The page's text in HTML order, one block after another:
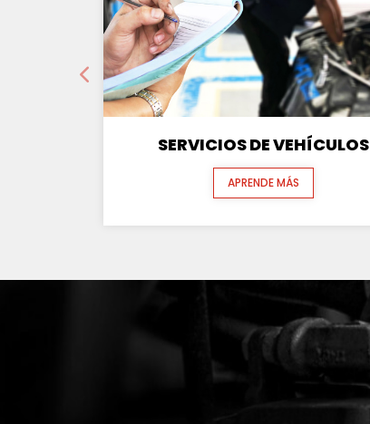
SERVICIOS DE VEHÍCULOS
APRENDE MÁS